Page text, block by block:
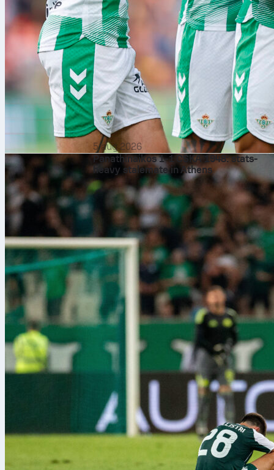
5 aug 2026
Panathinaikos 1-1 CSKA 1948: stats-
heavy stalemate in Athens